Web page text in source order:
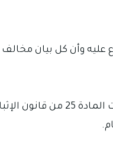
مستحق الوفاء بمجرد الاطلاع عليه